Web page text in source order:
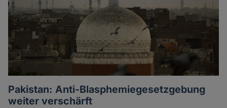
Pakistan: Anti-Blasphemiegesetzgebung
weiter verschärft